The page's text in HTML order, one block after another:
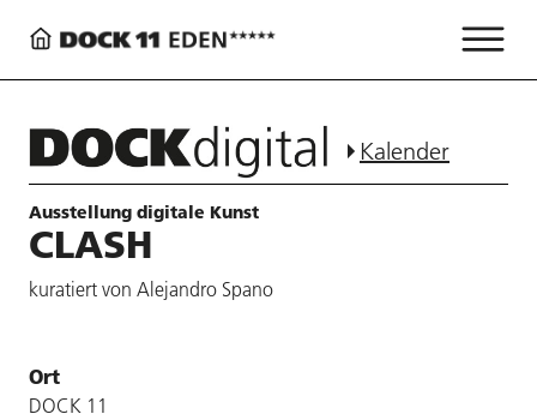
Kalender
Ausstellung digitale Kunst
CLASH
kuratiert von Alejandro Spano
Ort
DOCK 11